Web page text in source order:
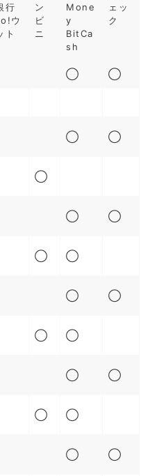
行
ウ
ト
ン
ビ
ニ
Mone
y
BitCa
sh
ェッ
ク
◯ ◯
◯ ◯
◯
◯ ◯
◯ ◯
◯ ◯
◯ ◯
◯ ◯
◯ ◯
◯ ◯